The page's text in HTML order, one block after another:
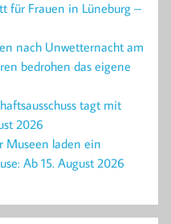
für Frauen in Lüneburg –
nach Unwetternacht am
bedrohen das eigene
tagt mit
2026
Museen laden ein
Ab 15. August 2026